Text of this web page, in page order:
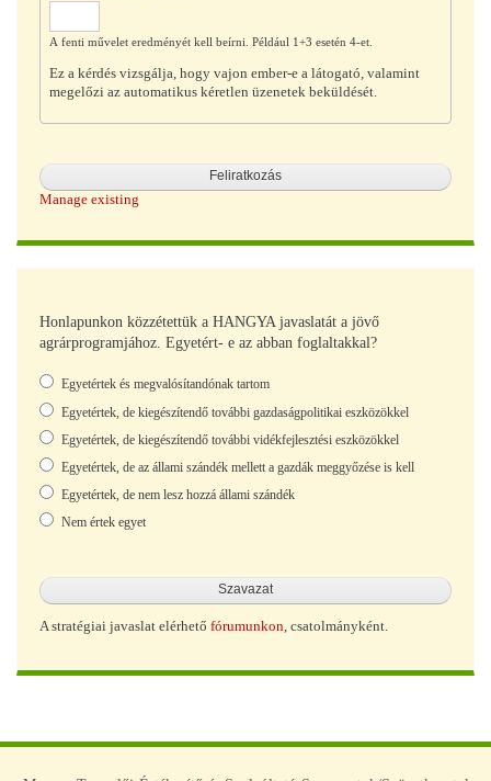
A fenti művelet eredményét kell beírni. Például 1+3 esetén 4-et.
Ez a kérdés vizsgálja, hogy vajon ember-e a látogató, valamint
megelőzi az automatikus kéretlen üzenetek beküldését.
Manage existing
Honlapunkon közzétettük a HANGYA javaslatát a jövő
agrárprogramjához. Egyetért- e az abban foglaltakkal?
Választások
Egyetértek és megvalósítandónak tartom
Egyetértek, de kiegészítendő további gazdaságpolitikai eszközökkel
Egyetértek, de kiegészítendő további vidékfejlesztési eszközökkel
Egyetértek, de az állami szándék mellett a gazdák meggyőzése is kell
Egyetértek, de nem lesz hozzá állami szándék
Nem értek egyet
A stratégiai javaslat elérhető fórumunkon, csatolmányként.